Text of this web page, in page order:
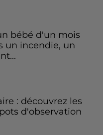
bébé d'un mois
un incendie, un
: découvrez les
d'observation